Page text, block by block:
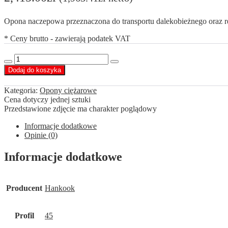
Opona naczepowa przeznaczona do transportu dalekobieżnego oraz
* Ceny brutto - zawierają podatek VAT
Decrease
quantity
ilość
Hankook
445/45
R19,5
TL20
160K
Increase
Dodaj do koszyka
Kategoria: Opony ciężarowe
Cena dotyczy jednej sztuki
Przedstawione zdjęcie ma charakter poglądowy
Informacje dodatkowe
Opinie (0)
Informacje dodatkowe
Producent Hankook
Profil 45